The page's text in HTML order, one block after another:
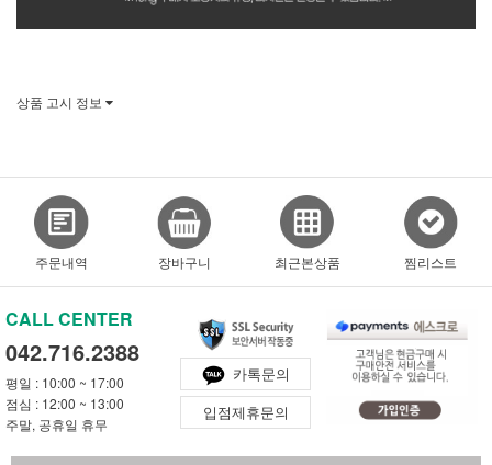
상품 고시 정보
주문내역 장바구니 최근본상품 찜리스트
CALL CENTER
042.716.2388
평일 : 10:00 ~ 17:00
점심 : 12:00 ~ 13:00
주말, 공휴일 휴무
카톡문의
입점제휴문의